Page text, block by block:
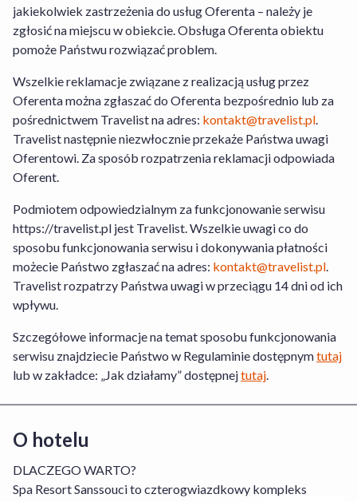
Usługi Hotel+Lot. Szczegółowe
informacje na temat sposobu
funkcjonowania serwisu znajdziesz w
W przypadku Usługi Hotel+Lot Travelist
działa jako agent Organizatora Turystyki.
Transport nie jest wliczony w cenę.
wpisana do Rejestru Przedsiębiorców
prowadzonego przez Sąd Rejonowy dla m.
st. Warszawy, XII Wydział Gospodarczy
Krajowego Rejestru Sądowego pod nr.
KRS: 0000440014, NIP: 7010359657,
49500PLN
jakiekolwiek zastrzeżenia do usług Oferenta – należy je
zgłosić na miejscu w obiekcie. Obsługa Oferenta obiektu
pomoże Państwu rozwiązać problem.
Wszelkie reklamacje związane z realizacją usług przez
Oferenta można zgłaszać do Oferenta bezpośrednio lub za
pośrednictwem Travelist na adres: kontakt@travelist.pl.
Travelist następnie niezwłocznie przekaże Państwa uwagi
Oferentowi. Za sposób rozpatrzenia reklamacji odpowiada
Oferent.
Podmiotem odpowiedzialnym za funkcjonowanie serwisu
https://travelist.pl jest Travelist. Wszelkie uwagi co do
sposobu funkcjonowania serwisu i dokonywania płatności
możecie Państwo zgłaszać na adres: kontakt@travelist.pl.
Travelist rozpatrzy Państwa uwagi w przeciągu 14 dni od ich
wpływu.
Szczegółowe informacje na temat sposobu funkcjonowania
serwisu znajdziecie Państwo w Regulaminie dostępnymtutaj
lub w zakładce: „Jak działamy” dostępnejtutaj.
O hotelu
DLACZEGO WARTO?
Spa Resort Sanssouci to czterogwiazdkowy kompleks